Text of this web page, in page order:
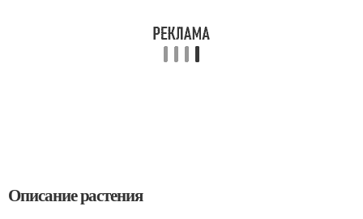
Описание растения